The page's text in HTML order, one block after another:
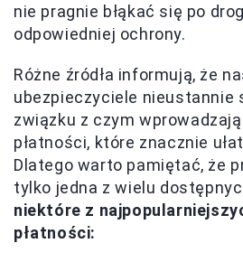
nie pragnie błąkać się po
odpowiedniej ochrony.
Różne źródła informują, że
ubezpieczyciele nieustannie
związku z czym
płatności, które znacznie
Dlatego warto pamiętać, że
tylko jedna z wielu
niektóre z
płatności: